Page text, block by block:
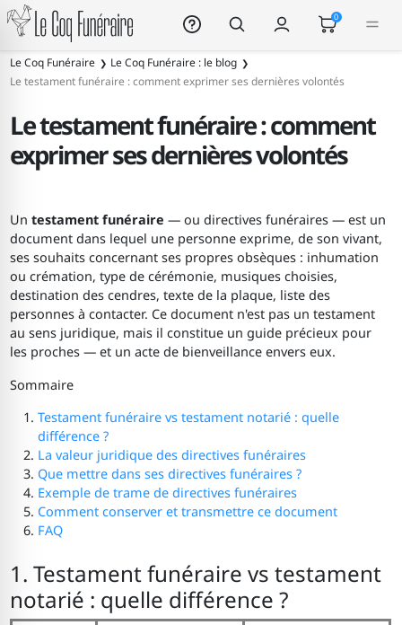
Le Coq Funéraire 0
Le Coq Funéraire
Le Coq Funéraire : le blog
Le testament funéraire : comment exprimer ses dernières volontés
Le testament funéraire : comment
exprimer ses dernières volontés
Untestament funéraire — ou directives funéraires — est un
document dans lequel une personne exprime, de son vivant,
ses souhaits concernant ses propres obsèques : inhumation
ou crémation, type de cérémonie, musiques choisies,
destination des cendres, texte de la plaque, liste des
personnes à contacter. Ce document n'est pas un testament
au sens juridique, mais il constitue un guide précieux pour
les proches — et un acte de bienveillance envers eux.
Sommaire
Testament funéraire vs testament notarié : quelle
différence ?
La valeur juridique des directives funéraires
Que mettre dans ses directives funéraires ?
Exemple de trame de directives funéraires
Comment conserver et transmettre ce document
FAQ
1. Testament funéraire vs testament
notarié : quelle différence ?